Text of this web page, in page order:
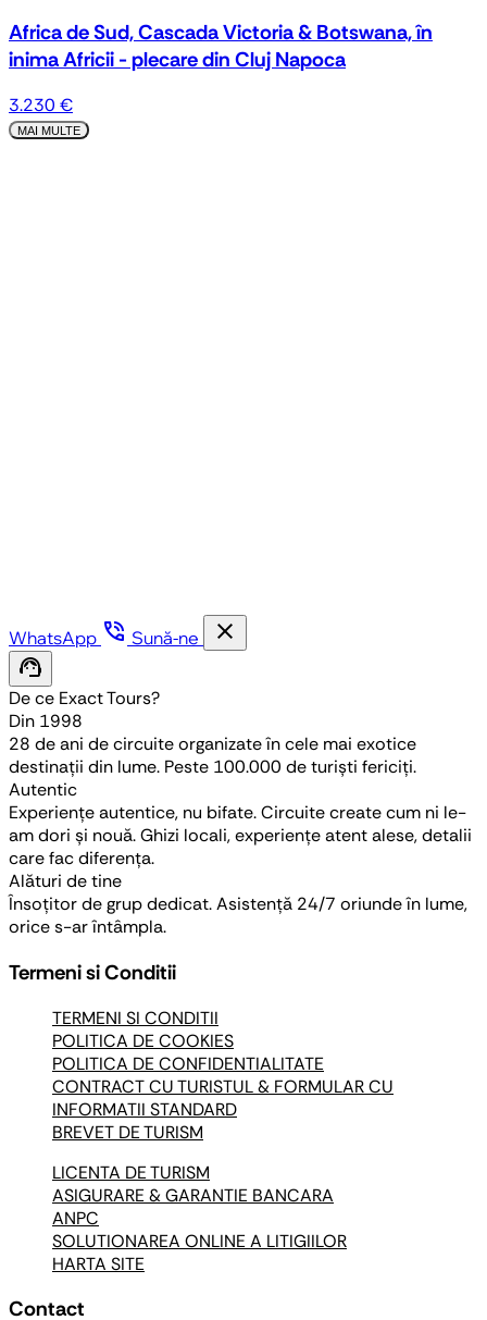
Africa de Sud, Cascada Victoria & Botswana, în
inima Africii - plecare din Cluj Napoca
3.230 €
MAI MULTE
WhatsApp phone_in_talk Sună-ne
close
support_agent
De ce Exact Tours?
Din 1998
28 de ani de circuite organizate în cele mai exotice
destinații din lume. Peste 100.000 de turiști fericiți.
Autentic
Experiențe autentice, nu bifate. Circuite create cum ni le-
am dori și nouă. Ghizi locali, experiențe atent alese, detalii
care fac diferența.
Alături de tine
Însoțitor de grup dedicat. Asistență 24/7 oriunde în lume,
orice s-ar întâmpla.
Termeni si Conditii
TERMENI SI CONDITII
POLITICA DE COOKIES
POLITICA DE CONFIDENTIALITATE
CONTRACT CU TURISTUL & FORMULAR CU
INFORMATII STANDARD
BREVET DE TURISM
LICENTA DE TURISM
ASIGURARE & GARANTIE BANCARA
ANPC
SOLUTIONAREA ONLINE A LITIGIILOR
HARTA SITE
Contact